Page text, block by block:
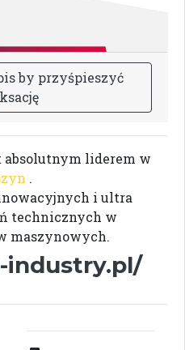
isby przyśpieszyć
ksację
absolutnym liderem w
.
i ultra
technicznych w
maszynowych.
industry.pl/